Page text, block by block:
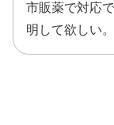
市販薬で対応
明して欲しい。